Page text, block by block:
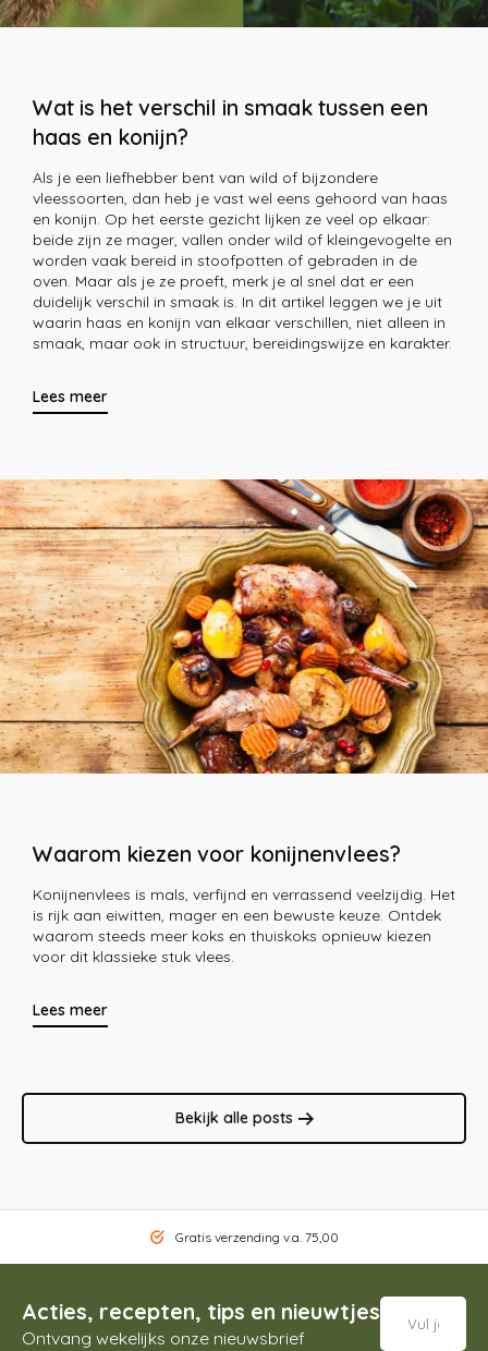
Wat is het verschil in smaak tussen een
haas en konijn?
Als je een liefhebber bent van wild of bijzondere
vleessoorten, dan heb je vast wel eens gehoord van haas
en konijn. Op het eerste gezicht lijken ze veel op elkaar:
beide zijn ze mager, vallen onder wild of kleingevogelte en
worden vaak bereid in stoofpotten of gebraden in de
oven. Maar als je ze proeft, merk je al snel dat er een
duidelijk verschil in smaak is. In dit artikel leggen we je uit
waarin haas en konijn van elkaar verschillen, niet alleen in
smaak, maar ook in structuur, bereidingswijze en karakter.
Lees meer
Waarom kiezen voor konijnenvlees?
Konijnenvlees is mals, verfijnd en verrassend veelzijdig. Het
is rijk aan eiwitten, mager en een bewuste keuze. Ontdek
waarom steeds meer koks en thuiskoks opnieuw kiezen
voor dit klassieke stuk vlees.
Lees meer
Bekijk alle posts
Gratis verzending v.a. 75,00
Acties, recepten, tips en nieuwtjes
Ontvang wekelijks onze nieuwsbrief